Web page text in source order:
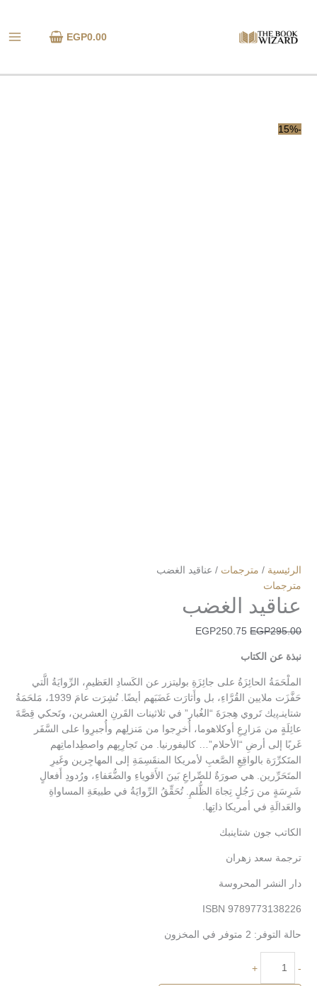
المحتوى
EGP0.00
-15%
الرئيسية / مترجمات / عناقيد الغضب
مترجمات
عناقيد الغضب
EGP295.00
EGP250.75
نبذة عن الكتاب
الملْحَمَةُ الحائِزَةُ على جائِزَةِ بوليتزر عن الكَسادِ العَظيمِ، الرِّوايَةُ الَّتي
حَفَّزَت ملايين القُرَّاءِ، بل وأَثارَت غَضَبَهم أيضًا. نُشِرَت عامَ 1939، مَلحَمَةُ
شتاينـﭘيك تَروي هِجرَةَ “الغُبار” في ثلاثينات القَرنِ العشرين، وتَحكي قِصَّةَ
عائِلَةٍ من مَزارِعِ أوكلاهوما، أُخرِجوا من مَنزلِهم وأُجبرِوا على السَّفَر
غَربًا إلى أرضِ “الأحلام”… كاليفورنيا. من تَجارِبِهم واصطِداماتِهم
المتَكرِّرَة بالواقِعِ الصَّعبِ لأمريكا المنقَسِمَةِ إلى المهاجِرين وغَيرِ
المتَحَرِّرين. هي صورَةٌ للصِّراعِ بَينَ الأَقوياءِ والضُّعَفاءِ، ورُدودِ أَفعالٍ
شَرِسَةٍ من رَجُلٍ تِجاهَ الظُّلمِ. تُحَقِّقُ الرِّوايَةُ في طبيعَةِ المساواةِ
والعَدالَةِ في أمريكا ذاتِها.
الكاتب جون شتاينبك
ترجمة سعد زهران
دار النشر المحروسة
ISBN 9789773138226
حالة التوفر: 2 متوفر في المخزون
-
الغضب
+